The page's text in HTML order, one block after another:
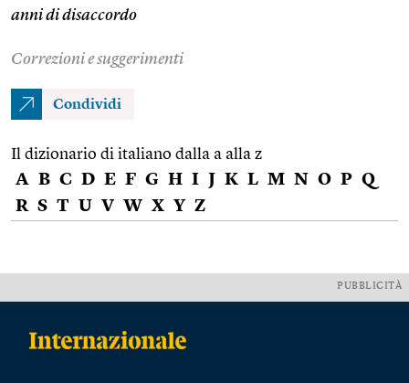
anni di disaccordo
Correzioni e suggerimenti
Condividi
Il dizionario di italiano dalla a alla z
A B C D E F G H I J K L M N O P Q
R S T U V W X Y Z
PUBBLICITÀ